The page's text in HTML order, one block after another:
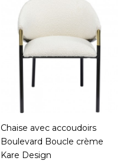
Chaise avec accoudoirs
Boulevard Boucle crème
Kare Design